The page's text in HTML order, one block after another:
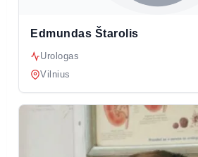
Edmundas Štarolis
Urologas
Vilnius